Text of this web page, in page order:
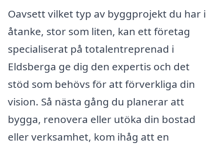
Oavsett vilket typ av byggprojekt du har i
åtanke, stor som liten, kan ett företag
specialiserat på totalentreprenad i
Eldsberga ge dig den expertis och det
stöd som behövs för att förverkliga din
vision. Så nästa gång du planerar att
bygga, renovera eller utöka din bostad
eller verksamhet, kom ihåg att en